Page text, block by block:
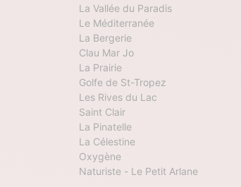
La Vallée du Paradis
Le Méditerranée
La Bergerie
Clau Mar Jo
La Prairie
Golfe de St-Tropez
Les Rives du Lac
Saint Clair
La Pinatelle
La Célestine
Oxygène
Naturiste - Le Petit Arlane